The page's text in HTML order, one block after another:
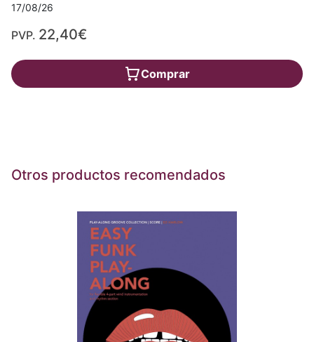
17/08/26
PVP. 22,40€
Comprar
Otros productos recomendados